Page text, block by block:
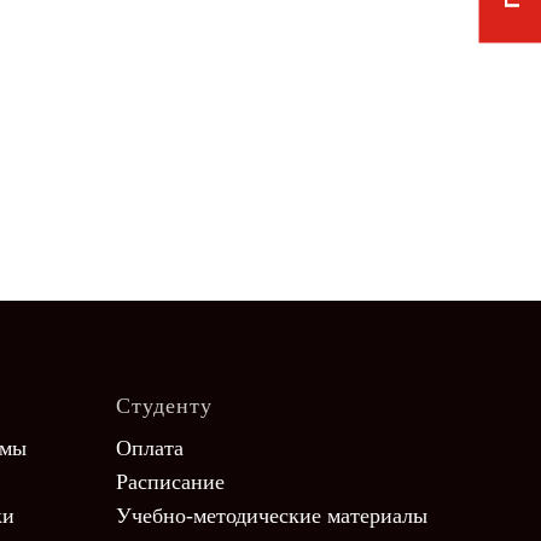
Студенту
Оплата
Расписание
Учебно-методические материалы